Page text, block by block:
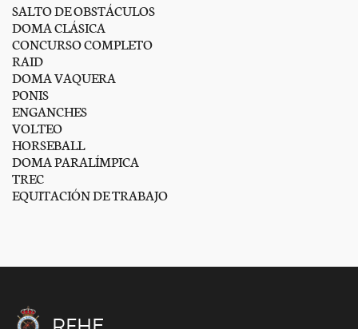
SALTO DE OBSTÁCULOS
DOMA CLÁSICA
CONCURSO COMPLETO
RAID
DOMA VAQUERA
PONIS
ENGANCHES
VOLTEO
HORSEBALL
DOMA PARALÍMPICA
TREC
EQUITACIÓN DE TRABAJO